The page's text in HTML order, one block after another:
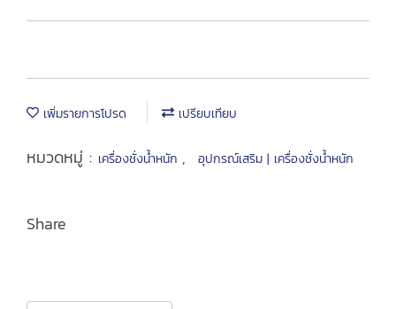
เพิ่มรายการโปรด เปรียบเทียบ
หมวดหมู่ : เครื่องชั่งน้ำหนัก , อุปกรณ์เสริม | เครื่องชั่งน้ำหนัก
Share